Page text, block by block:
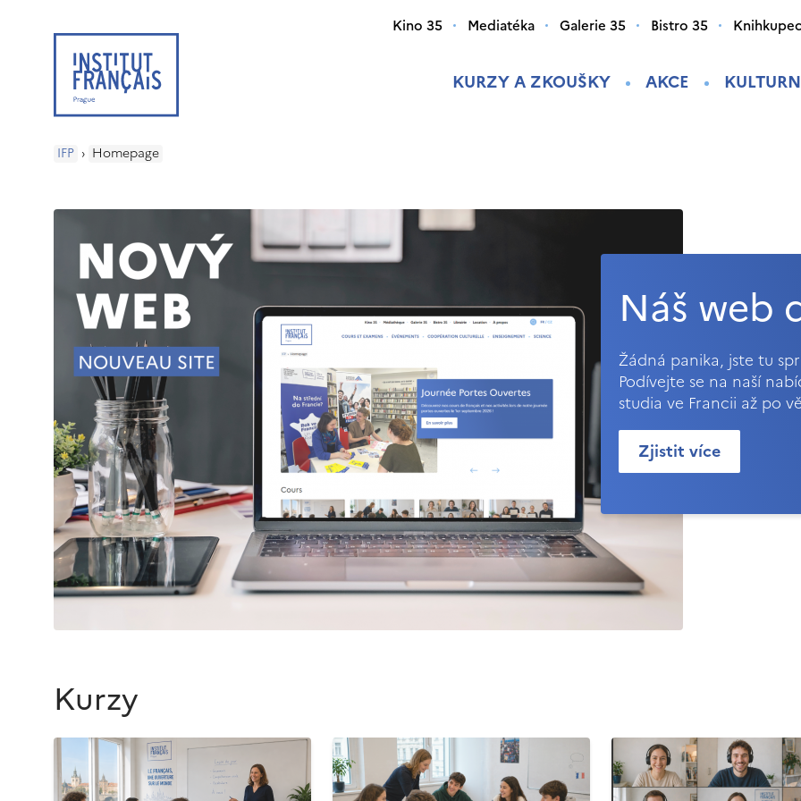
KURZY A ZKOUŠKY AKCE
Kino 35 Mediatéka Galerie 35 Bistro 35
IFP › Homepage
Náš web
Žádná panika, jste tu
Podívejte se na naší
studia ve Francii až po
Zjistit více
Kurzy